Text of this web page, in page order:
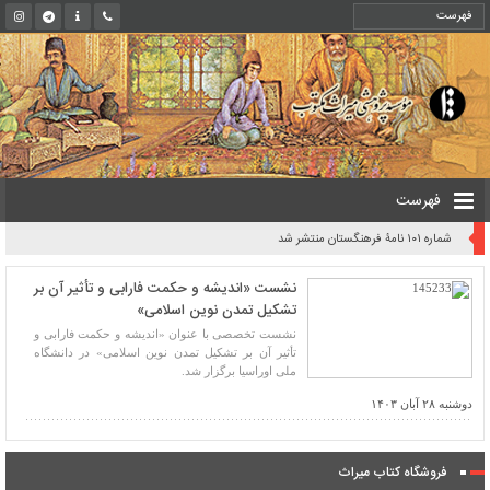
فهرست
شماره ۱۰۱ نامۀ فرهنگستان منتشر شد
نشست «اندیشه و حکمت فارابی و تأثیر آن بر
تشکیل تمدن نوین اسلامی»
نشست تخصصی با عنوان «اندیشه و حکمت فارابی و
تأثیر آن بر تشکیل تمدن نوین اسلامی» در دانشگاه
ملی اوراسیا برگزار شد.
دوشنبه ۲۸ آبان ۱۴۰۳
فروشگاه کتاب میراث